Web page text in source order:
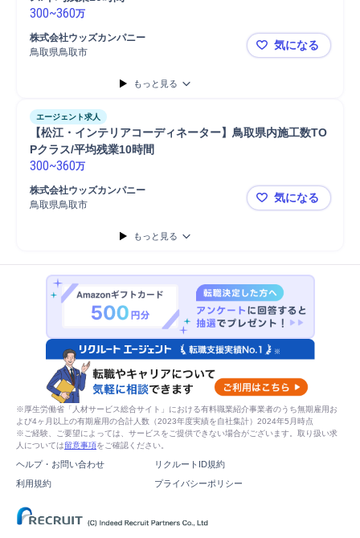
300~360万
株式会社ウッズカンパニー
鳥取県鳥取市
【インテリ
気になる
もっと見る
エージェント求人
【松江・インテリアコーディネーター】鳥取県内施工数TO
Pクラス/平均残業10時間
300~360万
株式会社ウッズカンパニー
鳥取県鳥取市
【松江・イ
気になる
もっと見る
※厚生労働省「人材サービス総合サイト」における有料職業紹介事業者のうち無期雇用お
よび4ヶ月以上の有期雇用の合計人数（2023年度実績を自社集計）2024年5月時点
※ご経験、ご要望によっては、サービスをご提供できない場合がございます。取り扱い求
人については留意事項をご確認ください。
ヘルプ・お問い合わせ
リクルートID規約
利用規約
プライバシーポリシー